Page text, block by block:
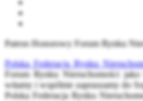
Patron Honorowy Forum Rynku
Polska Federacja Rynku
Forum Rynku Nieruchomości
witamy i wspólnie zapraszamy do
Polska Federacja Rynku